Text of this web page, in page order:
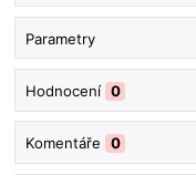
Parametry
Hodnocení 0
Komentáře 0